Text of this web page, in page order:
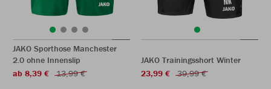
JAKO Sporthose Manchester
2.0 ohne Innenslip
ab 8,39 €
13,99 €
JAKO Trainingsshort Winter
23,99 €
39,99 €